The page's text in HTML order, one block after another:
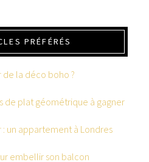
PRÉFÉRÉS
de la déco boho ?
de plat géométrique à gagner
: un appartement à Londres
embellir son balcon